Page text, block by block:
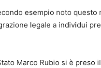
esempio noto
legale a individui
Marco Rubio si è preso